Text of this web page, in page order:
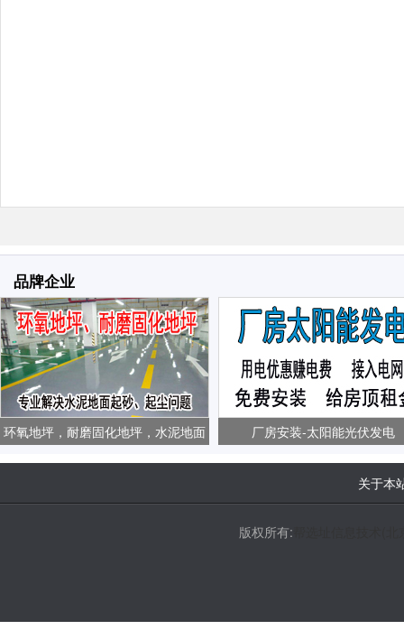
品牌企业
环氧地坪，耐磨固化地坪，水泥地面
起砂、起尘问题
厂房安装-太阳能光伏发电
关于本
版权所有: